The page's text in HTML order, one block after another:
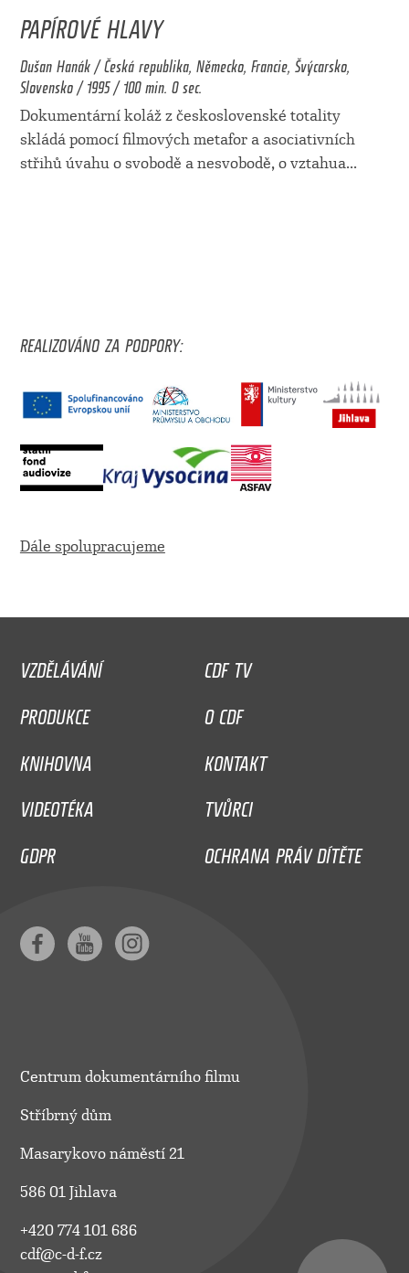
PAPÍROVÉ HLAVY
Dušan Hanák / Česká republika, Německo, Francie, Švýcarsko,
Slovensko / 1995 / 100 min. 0 sec.
Dokumentární koláž z československé totality
skládá pomocí filmových metafor a asociativních
střihů úvahu o svobodě a nesvobodě, o vztahua...
REALIZOVÁNO ZA PODPORY:
Dále spolupracujeme
VZDĚLÁVÁNÍ
CDF TV
PRODUKCE
O CDF
KNIHOVNA
KONTAKT
VIDEOTÉKA
TVŮRCI
GDPR
OCHRANA PRÁV DÍTĚTE
Centrum dokumentárního filmu
Stříbrný dům
Masarykovo náměstí 21
586 01 Jihlava
+420 774 101 686
cdf@c-d-f.cz